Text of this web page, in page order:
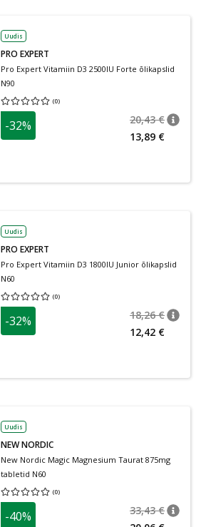
Uudis
PRO EXPERT
Pro Expert Vitamiin D3 2500IU Forte õlikapslid
N90
(0)
Keskmine hinnang 0.00
-32% 20,43 €
13,89 €
Uudis
PRO EXPERT
Pro Expert Vitamiin D3 1800IU Junior õlikapslid
N60
(0)
Keskmine hinnang 0.00
-32% 18,26 €
12,42 €
Uudis
NEW NORDIC
New Nordic Magic Magnesium Taurat 875mg
tabletid N60
(0)
Keskmine hinnang 0.00
-40% 33,43 €